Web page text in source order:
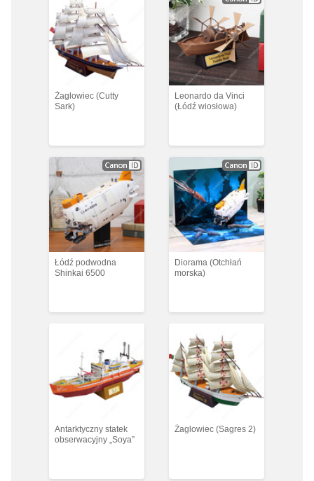
Żaglowiec (Cutty
Sark)
Leonardo da Vinci
(Łódź wiosłowa)
Łódź podwodna
Shinkai 6500
Diorama (Otchłań
morska)
Antarktyczny statek
obserwacyjny „Soya”
Żaglowiec (Sagres 2)